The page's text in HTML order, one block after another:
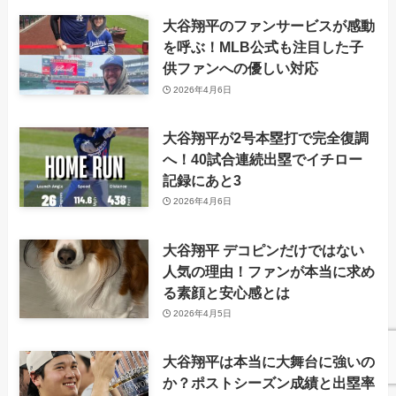
大谷翔平のファンサービスが感動
を呼ぶ！MLB公式も注目した子
供ファンへの優しい対応
2026年4月6日
大谷翔平が2号本塁打で完全復調
へ！40試合連続出塁でイチロー
記録にあと3
2026年4月6日
大谷翔平 デコピンだけではない
人気の理由！ファンが本当に求め
る素顔と安心感とは
2026年4月5日
大谷翔平は本当に大舞台に強いの
か？ポストシーズン成績と出塁率